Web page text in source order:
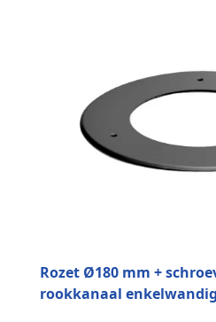
Rozet Ø180 mm +
rookkanaal